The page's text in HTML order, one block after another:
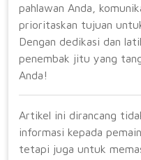
pahlawan Anda,
prioritaskan tujuan
Dengan dedikasi dan
penembak jitu yang
Anda!
Artikel ini dirancang
informasi kepada
tetapi juga untuk